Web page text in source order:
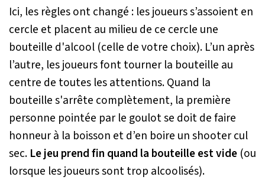
Ici, les règles ont changé : les joueurs s’assoient en
cercle et placent au milieu de ce cercle une
bouteille d'alcool (celle de votre choix). L’un après
l’autre, les joueurs font tourner la bouteille au
centre de toutes les attentions. Quand la
bouteille s'arrête complètement, la première
personne pointée par le goulot se doit de faire
honneur à la boisson et d’en boire un shooter cul
sec. Le jeu prend fin quand la bouteille est vide (ou
lorsque les joueurs sont trop alcoolisés).